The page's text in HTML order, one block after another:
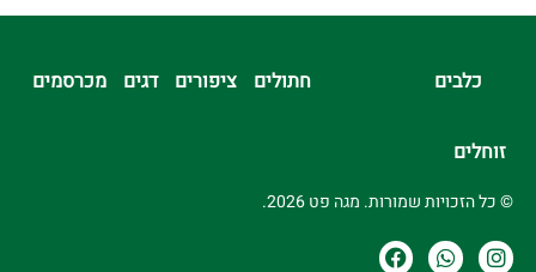
כלבים חתולים ציפורים דגים מכרסמים
זוחלים
© כל הזכויות שמורות. מגה פט 2026.